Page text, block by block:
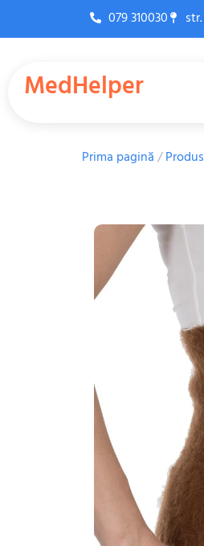
079 310030
MedHelper
Prima pagină/